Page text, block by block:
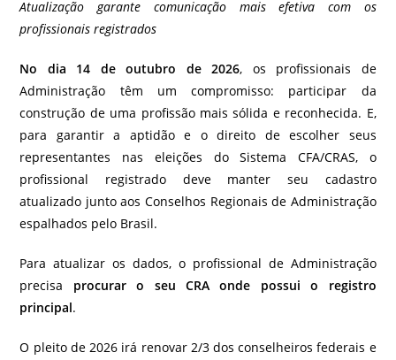
Atualização garante comunicação mais efetiva com os
profissionais registrados
No dia 14 de outubro de 2026, os profissionais de
Administração têm um compromisso: participar da
construção de uma profissão mais sólida e reconhecida. E,
para garantir a aptidão e o direito de escolher seus
representantes nas eleições do Sistema CFA/CRAS, o
profissional registrado deve manter seu cadastro
atualizado junto aos Conselhos Regionais de Administração
espalhados pelo Brasil.
Para atualizar os dados, o profissional de Administração
precisa procurar o seu CRA onde possui o registro
principal.
O pleito de 2026 irá renovar 2/3 dos conselheiros federais e